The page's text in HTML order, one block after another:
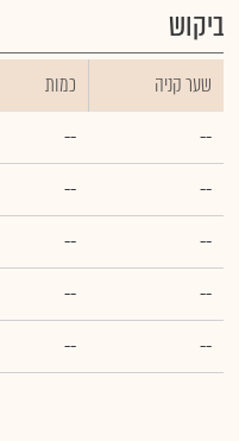
ביקוש
שער קניה כמות
--
--
--
--
--
--
--
--
--
--